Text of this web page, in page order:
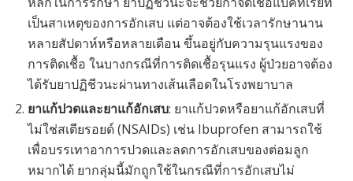
เป็นสาเหตุของการอักเสบ แต่อาจต้องใช้เวลารักษานาน
หลายสัปดาห์หรือหลายเดือน ขึ้นอยู่กับความรุนแรงของ
การติดเชื้อ ในบางกรณีที่การติดเชื้อรุนแรง ผู้ป่วยอาจต้อง
ได้รับยาปฏิชีวนะผ่านทางเส้นเลือดในโรงพยาบาล
ยาแก้ปวดและยาแก้อักเสบ: ยาแก้ปวดหรือยาแก้อักเสบที่
ไม่ใช่สเตียรอยด์ (NSAIDs) เช่น Ibuprofen สามารถใช้
เพื่อบรรเทาอาการปวดและลดการอักเสบของต่อมลูก
หมากได้ ยากลุ่มนี้มักถูกใช้ในกรณีที่การอักเสบไม่